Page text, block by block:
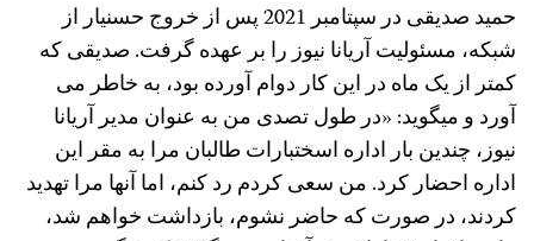
حمید صدیقی در سپتامبر 2021 پس از خروج حسنیار از
شبکه، مسئولیت آریانا نیوز را بر عهده گرفت. صدیقی که
کمتر از یک ماه در این کار دوام آورده بود، به خاطر می
آورد و میگوید: «در طول تصدی من به عنوان مدیر آریانا
نیوز، چندین بار اداره اسختبارات طالبان مرا به مقر این
اداره احضار کرد. من سعی کردم رد کنم، اما آنها مرا تهدید
کردند، در صورت که حاضر نشوم، بازداشت خواهم شد،